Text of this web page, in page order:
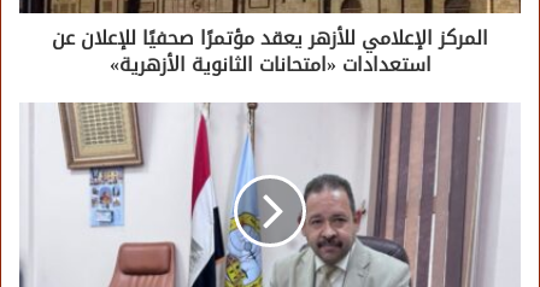
المركز الإعلامي للأزهر يعقد مؤتمرًا صحفيًا للإعلان عن
استعدادات «امتحانات الثانوية الأزهرية»